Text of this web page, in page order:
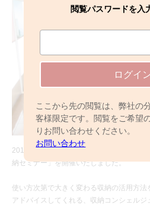
閲覧パスワードを入
ログイ
ここから先の閲覧は、弊社の
客様限定です。閲覧をご希望
りお問い合わせください。
お問い合わせ
2016年11月12日（土）、ご入居者様の「
納セミナー」を開催いたしました。
使い方次第で大きく変わる収納の活用方
アドバイスしてくれる、収納コンシェル